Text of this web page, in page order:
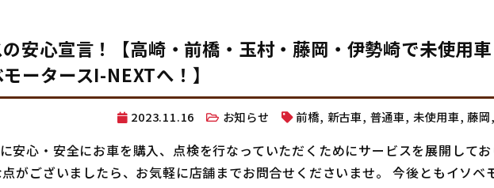
安心宣言！【高崎・前橋・玉村・藤岡・伊勢崎で未使用車
ータースI-NEXTへ！】
2023.11.16 お知らせ 前橋, 新古車, 普通車, 未使用車,藤岡,
安心・安全にお車を購入、点検を行なっていただくためにサービスを展開してお
がございましたら、お気軽に店舗までお問合せくださいませ。 今後ともイソベ